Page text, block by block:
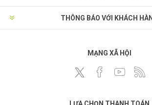
THÔNG BÁO VỚI KHÁCH
MẠNG XÃ HỘI